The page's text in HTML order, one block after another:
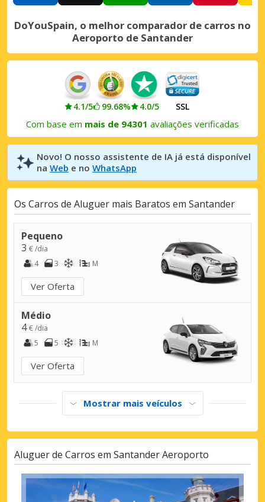
DoYouSpain, o melhor comparador de carros no
Aeroporto de Santander
4.1/5 99.68% 4.0/5 SSL
Com base em mais de 94301 avaliações verificadas
Novo! O nosso assistente de IA já está disponível
na Web e no WhatsApp
Os Carros de Aluguer mais Baratos em Santander
Pequeno
3 € /dia
4
3 M
Ver Oferta
Médio
4€ /dia
5
5 M
Ver Oferta
Mostrar mais veículos
Aluguer de Carros em Santander Aeroporto